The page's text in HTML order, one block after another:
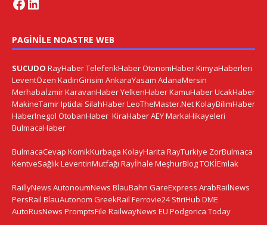
PAGINILE NOASTRE WEB
SUCUDO RayHaberTeleferikHaberOtonomHaberKimyaHaberleri
LeventÖzen KadinGirisim AnkaraYasam AdanaMersin
MerhabaİzmirKaravanHaberYelkenHaberKamuHaberUcakHaber
MakineTamirIptidai SilahHaberLeoTheMaster.NetKolayBilimHaber
HaberInegol OtobanHaber KiraHaberAEYMarkaHikayeleri
BulmacaHaber
BulmacaCevap KomikKurbaga KolayHarita RayTurkiye ZorBulmaca
KentveSağlıkLeventinMutfağı Rayİhale MeşhurBlogTOKİEmlak
RaillyNews AutonoumNews BlauBahn GareExpress ArabRailNews
PersRail BlauAutonom GreekRail Ferrovie24 StiriHub DME
AutoRusNews PromptsFile RailwayNews EU Podgorica Today